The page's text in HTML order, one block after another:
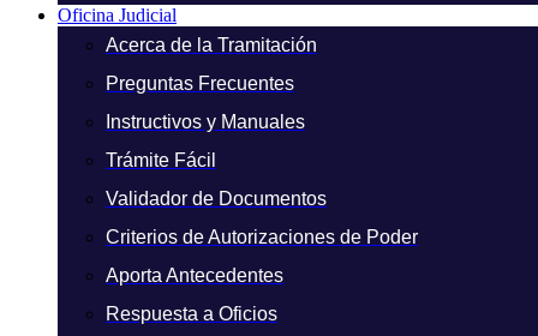
Oficina Judicial
Acerca de la Tramitación
Preguntas Frecuentes
Instructivos y Manuales
Trámite Fácil
Validador de Documentos
Criterios de Autorizaciones de Poder
Aporta Antecedentes
Respuesta a Oficios